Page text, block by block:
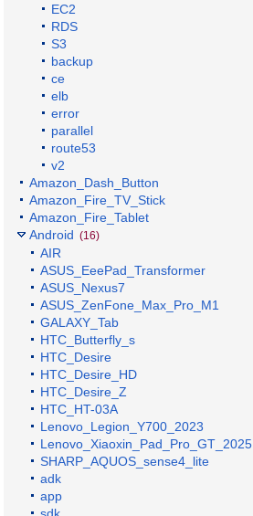
EC2
RDS
S3
backup
ce
elb
error
parallel
route53
v2
Amazon_Dash_Button
Amazon_Fire_TV_Stick
Amazon_Fire_Tablet
Android (16)
AIR
ASUS_EeePad_Transformer
ASUS_Nexus7
ASUS_ZenFone_Max_Pro_M1
GALAXY_Tab
HTC_Butterfly_s
HTC_Desire
HTC_Desire_HD
HTC_Desire_Z
HTC_HT-03A
Lenovo_Legion_Y700_2023
Lenovo_Xiaoxin_Pad_Pro_GT_2025
SHARP_AQUOS_sense4_lite
adk
app